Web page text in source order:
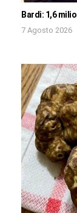
Bardi: 1,6
7 Agosto 2026